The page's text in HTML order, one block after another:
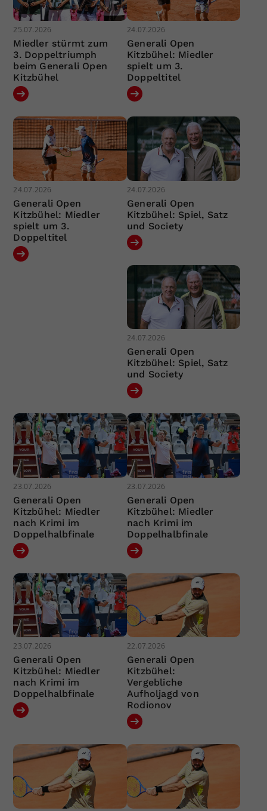
25.07.2026
Miedler stürmt zum
3. Doppeltriumph
beim Generali Open
Kitzbühel
24.07.2026
Generali Open
Kitzbühel: Miedler
spielt um 3.
Doppeltitel
24.07.2026
Generali Open
Kitzbühel: Miedler
spielt um 3.
Doppeltitel
24.07.2026
Generali Open
Kitzbühel: Spiel, Satz
und Society
24.07.2026
Generali Open
Kitzbühel: Spiel, Satz
und Society
23.07.2026
Generali Open
Kitzbühel: Miedler
nach Krimi im
Doppelhalbfinale
23.07.2026
Generali Open
Kitzbühel: Miedler
nach Krimi im
Doppelhalbfinale
23.07.2026
Generali Open
Kitzbühel: Miedler
nach Krimi im
Doppelhalbfinale
22.07.2026
Generali Open
Kitzbühel:
Vergebliche
Aufholjagd von
Rodionov